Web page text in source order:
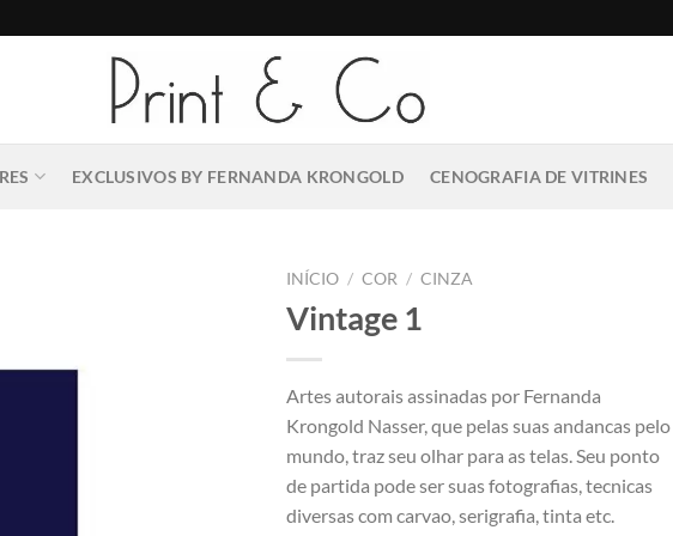
EXCLUSIVOS BY FERNANDA KRONGOLD CENOGRAFIA DE VITRINES
INÍCIO / COR / CINZA
Vintage 1
Artes autorais assinadas por Fernanda
Krongold Nasser, que pelas suas andancas pelo
mundo, traz seu olhar para as telas. Seu ponto
de partida pode ser suas fotografias, tecnicas
diversas com carvao, serigrafia, tinta etc.